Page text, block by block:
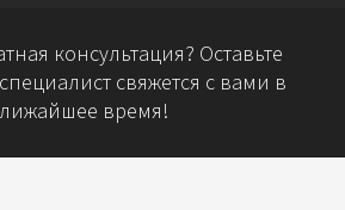
консультация? Оставьте
свяжется с вами в
время!